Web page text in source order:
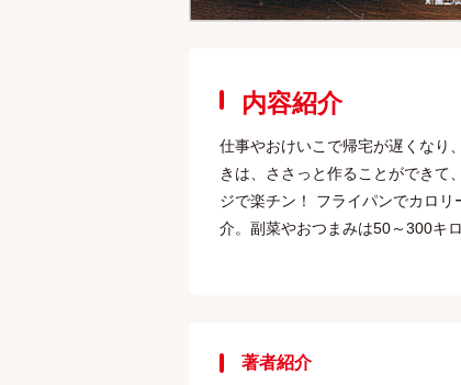
内容紹介
仕事やおけいこで帰宅が遅くなり
きは、ささっと作ることができて
ジで楽チン！ フライパンでカロ
介。副菜やおつまみは50～300キ
著者紹介